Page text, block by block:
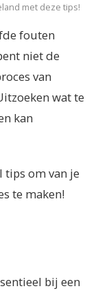
met deze tips!
fouten
niet de
van
wat te
kan
tips om van je
te maken!
bij een